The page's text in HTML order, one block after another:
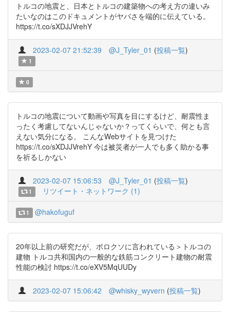
トルコの地震と、日本とトルコの建築物への考え方の違いみ
たいなのはこのドキュメントがヤバさを端的に伝えている。
https://t.co/sXDJJVrehY
2023-02-07 21:52:39 @J_Tyler_01 (投稿一覧)
1
0
トルコの地震について動画や写真を目にするけど、耐震性ま
ったく考慮してないんじゃないか？ってくらいで、何とも言
えない気分になる。 こんなWebサイトを見つけた
https://t.co/sXDJJVrehY 今は被災者が一人でも多く助かる事
を祈るしかない
2023-02-07 15:06:53 @J_Tyler_01 (投稿一覧)
1 リツイート・ネットワーク (1)
1 @hakofuguf
20年以上前の研究だが、ボロクソに言われている＞トルコの
建物 トルコ共和国内の一般的な鉄筋コンクリート建物の耐震
性能の検討 https://t.co/eXV5MqUUDy
2023-02-07 15:06:42 @whisky_wyvern (投稿一覧)